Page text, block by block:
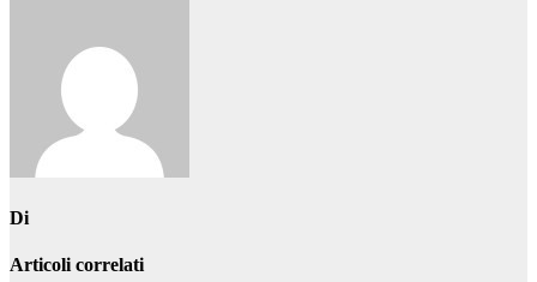
Di
Articoli correlati